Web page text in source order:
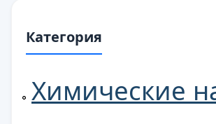
Категория
Химические